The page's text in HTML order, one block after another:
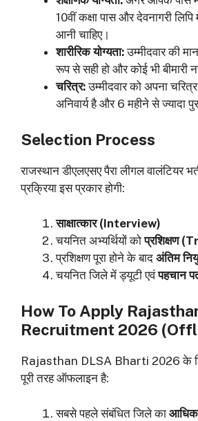
10वीं कक्षा पास और देवनागरी
आनी चाहिए।
शारीरिक योग्यता:उम्मीदवार की
रूप से सही हो और कोई भी बीमारी
चरित्र:उम्मीदवार को अपना
अनिवार्य है और 6 महीने से ज्यादा
Selection Process
राजस्थान डीएलएसए पैरा लीगल वालंटियर
प्रक्रिया इस प्रकार होगी:
साक्षात्कार (Interview)
चयनित अभ्यर्थियों कोप्रशिक्षण
प्रशिक्षण पूरा होने के बाद अंतिम
चयनित जिले में ड्यूटी एवंपहचान
How To Apply
Recruitment 2026
Rajasthan DLSA Bharti 2026 के
पूरी तरह ऑफलाइन है:
सबसे पहले संबंधित जिले का